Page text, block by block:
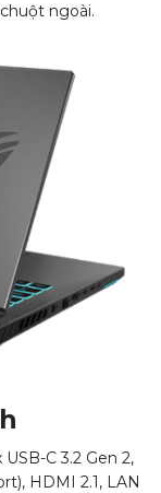
ngoài.​
C 3.2 Gen 2,
HDMI 2.1, LAN